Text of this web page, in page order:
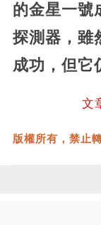
的金星一號
探測器，雖
成功，但它
文
版權所有，禁止